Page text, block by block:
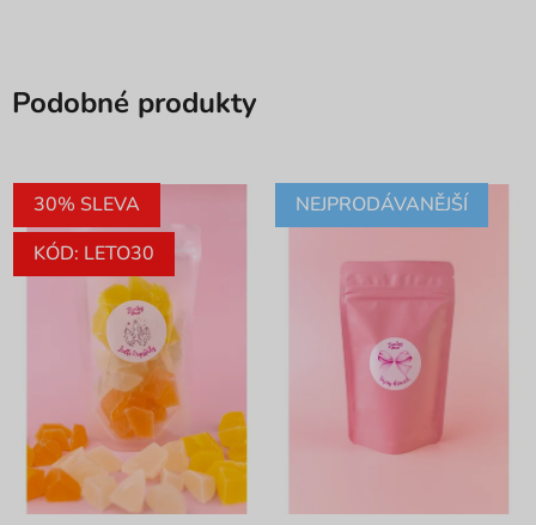
Podobné produkty
30% SLEVA
KÓD: LETO30
NEJPRODÁVANĚJŠÍ